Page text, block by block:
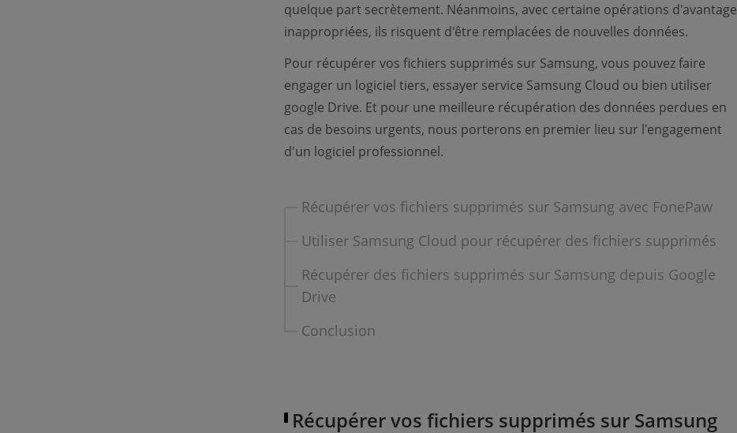
quelque part secrètement. Néanmoins, avec certaine opérations d'avantage
inappropriées, ils risquent d'être remplacées de nouvelles données.
Pour récupérer vos fichiers supprimés sur Samsung, vous pouvez faire
engager un logiciel tiers, essayer service Samsung Cloud ou bien utiliser
google Drive. Et pour une meilleure récupération des données perdues en
cas de besoins urgents, nous porterons en premier lieu sur l'engagement
d'un logiciel professionnel.
Récupérer vos fichiers supprimés sur Samsung avec FonePaw
Utiliser Samsung Cloud pour récupérer des fichiers supprimés
Récupérer des fichiers supprimés sur Samsung depuis Google
Drive
Conclusion
Récupérer vos fichiers supprimés sur Samsung